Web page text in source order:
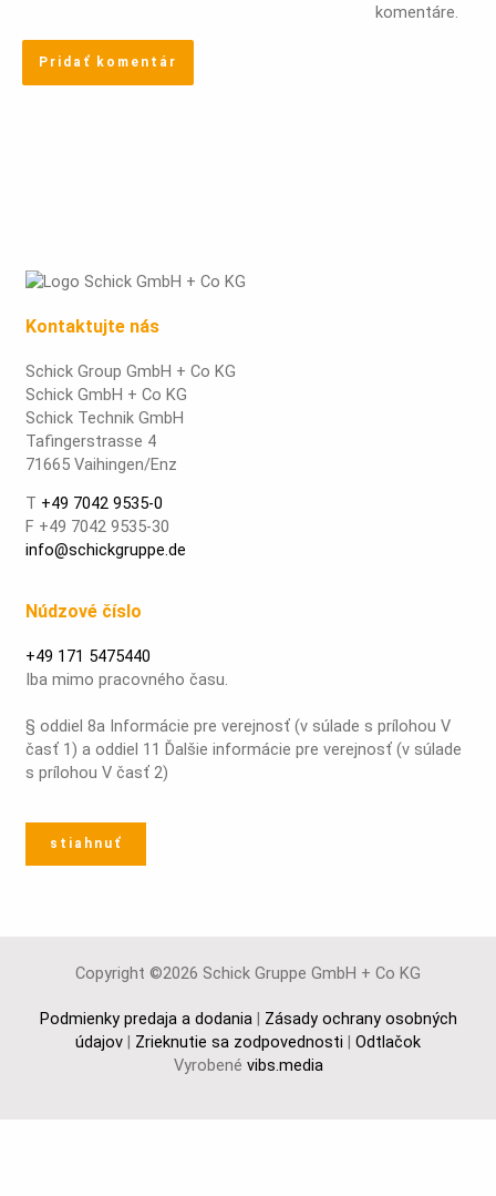
komentáre.
Kontaktujte nás
Schick Group GmbH + Co KG
Schick GmbH + Co KG
Schick Technik GmbH
Tafingerstrasse 4
71665 Vaihingen/Enz
T +49 7042 9535-0
F +49 7042 9535-30
info@schickgruppe.de
Núdzové číslo
+49 171 5475440
Iba mimo pracovného času.
§ oddiel 8a Informácie pre verejnosť (v súlade s prílohou V
časť 1) a oddiel 11 Ďalšie informácie pre verejnosť (v súlade
s prílohou V časť 2)
stiahnuť
Copyright ©2026 Schick Gruppe GmbH + Co KG
Podmienky predaja a dodania| Zásady ochrany osobných
údajov | Zrieknutie sa zodpovednosti | Odtlačok
Vyrobené vibs.media